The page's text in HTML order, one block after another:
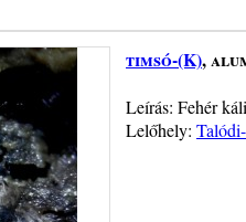
timsó-(K),
Leírás: Fehér
Lelőhely: